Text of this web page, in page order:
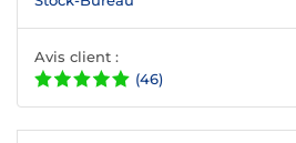
Avis client :
(46)